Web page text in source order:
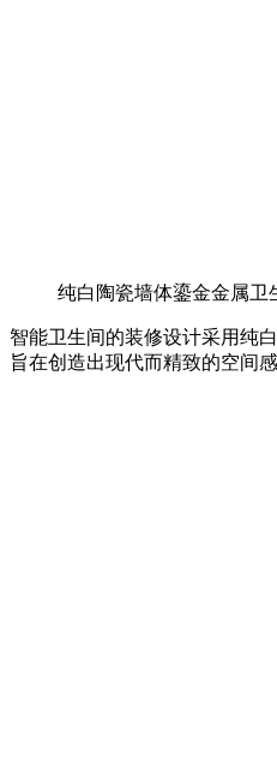
纯白陶瓷墙体鎏金金属卫
智能卫生间的装修设计采用纯
旨在创造出现代而精致的空间感